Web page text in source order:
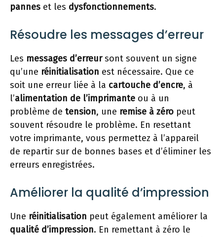
pannes et les dysfonctionnements.
Résoudre les messages d’erreur
Les messages d’erreursont souvent un signe
qu’une réinitialisation est nécessaire. Que ce
soit une erreur liée à la cartouche d’encre, à
l’alimentation de l’imprimante ou à un
problème de tension, une remise à zéro peut
souvent résoudre le problème. En resettant
votre imprimante, vous permettez à l’appareil
de repartir sur de bonnes bases et d’éliminer les
erreurs enregistrées.
Améliorer la qualité d’impression
Une réinitialisation peut également améliorer la
qualité d’impression. En remettant à zéro le